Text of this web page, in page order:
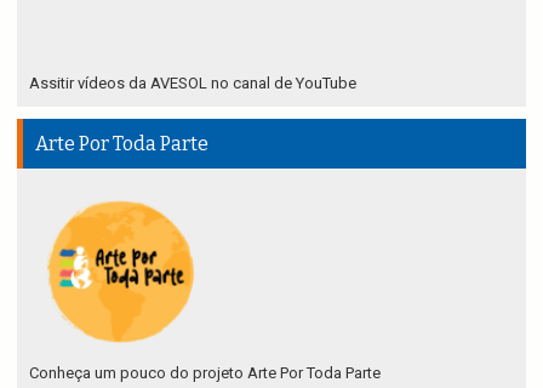
Assitir vídeos da AVESOL no canal de YouTube
Arte Por Toda Parte
Conheça um pouco do projeto Arte Por Toda Parte